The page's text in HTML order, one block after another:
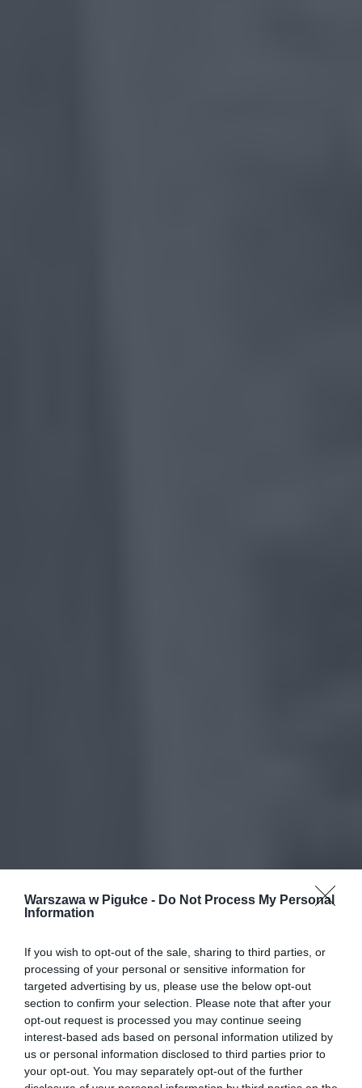
Warszawa w Pigułce - Do Not Process My Personal
Information
If you wish to opt-out of the sale, sharing to third parties, or
processing of your personal or sensitive information for
targeted advertising by us, please use the below opt-out
section to confirm your selection. Please note that after your
opt-out request is processed you may continue seeing
interest-based ads based on personal information utilized by
us or personal information disclosed to third parties prior to
your opt-out. You may separately opt-out of the further